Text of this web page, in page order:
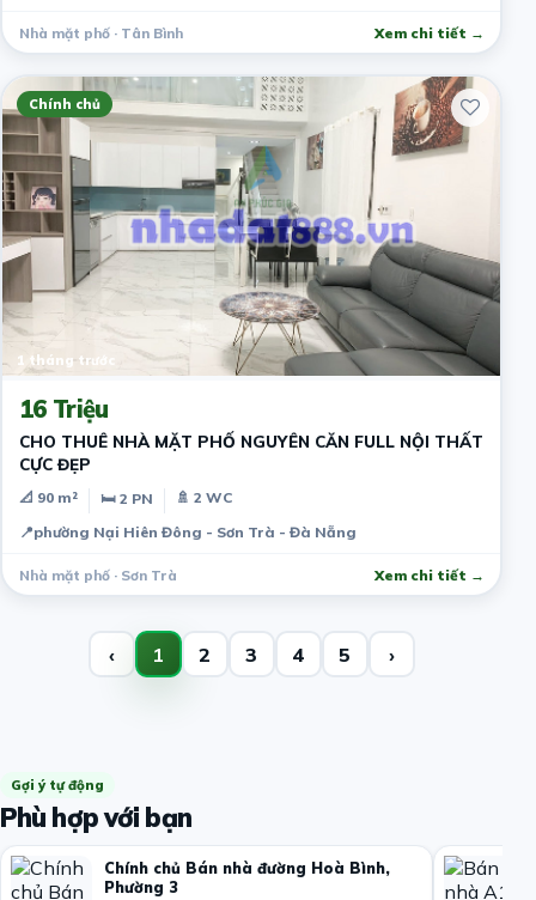
Nhà mặt phố · Tân Bình Xem chi tiết →
Chính chủ
1 tháng trước
16 Triệu
CHO THUÊ NHÀ MẶT PHỐ NGUYÊN CĂN FULL NỘI THẤT
CỰC ĐẸP
📐 90 m² 🛏 2 PN
🚿 2 WC
📍phường Nại Hiên Đông - Sơn Trà - Đà Nẵng
Nhà mặt phố · Sơn Trà Xem chi tiết →
‹ 1 2 3 4 5 ›
Gợi ý tự động
Phù hợp với bạn
Chính chủ Bán nhà đường Hoà Bình,
Phường 3